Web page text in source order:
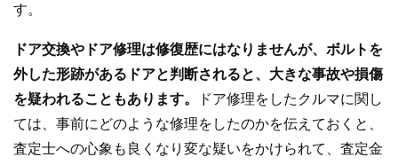
す。
ドア交換やドア修理は修復歴にはなりませんが、ボルトを
外した形跡があるドアと判断されると、大きな事故や損傷
を疑われることもあります。
ドア修理をしたクルマに関し
ては、事前にどのような修理をしたのかを伝えておくと、
査定士への心象も良くなり変な疑いをかけられて、査定金